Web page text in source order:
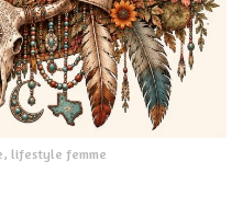
lifestyle femme